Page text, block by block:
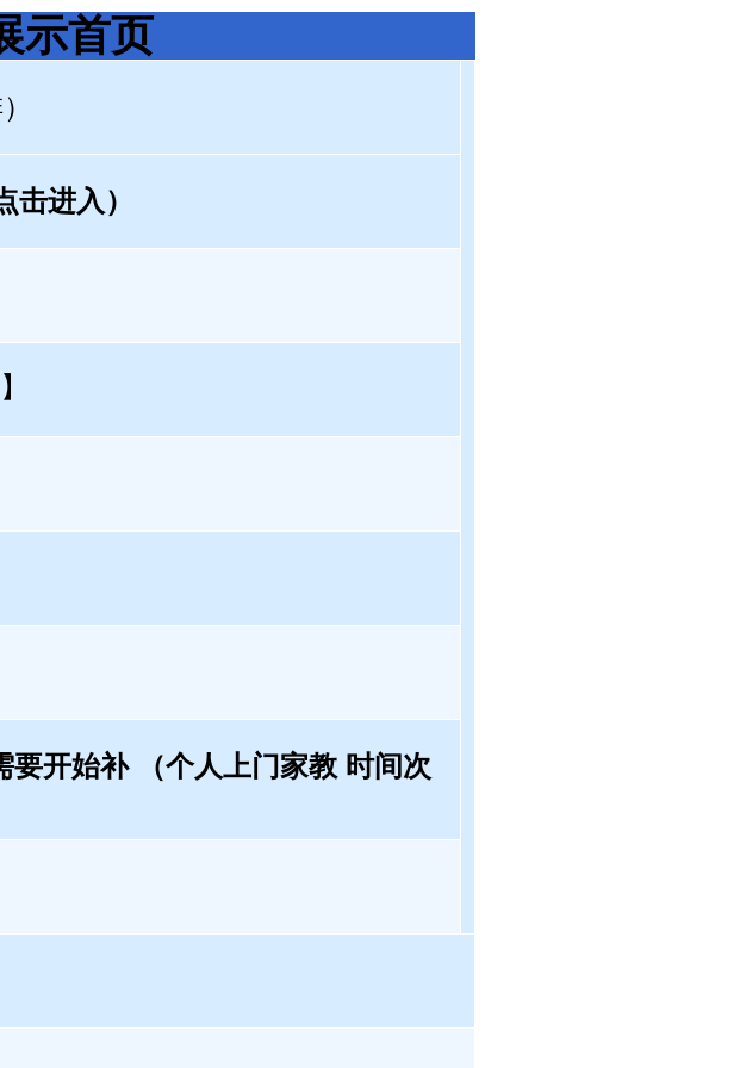
示首页
击进入）
】
开始补 （个人上门家教 时间次